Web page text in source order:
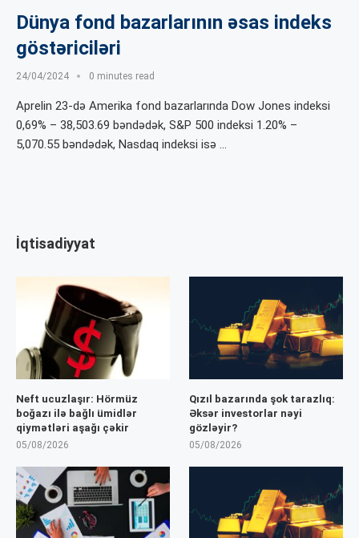
Dünya fond bazarlarının əsas indeks
göstəriciləri
24/04/2024 0 minutes read
Aprelin 23-də Amerika fond bazarlarında Dow Jones indeksi
0,69% – 38,503.69 bəndədək, S&P 500 indeksi 1.20% –
5,070.55 bəndədək, Nasdaq indeksi isə …
İqtisadiyyat
Neft ucuzlaşır: Hörmüz
boğazı ilə bağlı ümidlər
qiymətləri aşağı çəkir
05/08/2026
Qızıl bazarında şok tarazlıq:
Əksər investorlar nəyi
gözləyir?
05/08/2026